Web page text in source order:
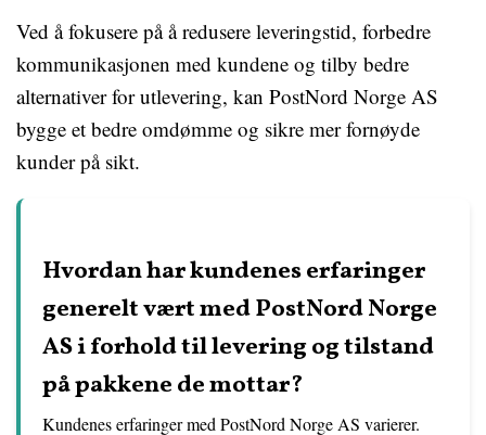
Ved å fokusere på å redusere leveringstid, forbedre
kommunikasjonen med kundene og tilby bedre
alternativer for utlevering, kan PostNord Norge AS
bygge et bedre omdømme og sikre mer fornøyde
kunder på sikt.
Hvordan har kundenes erfaringer
generelt vært med PostNord Norge
AS i forhold til levering og tilstand
på pakkene de mottar?
Kundenes erfaringer med PostNord Norge AS varierer.